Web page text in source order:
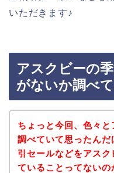
いただきます♪
アスクビーの
がないか調べて
ちょっと今回、色々
調べていて思ったんだ
引セールなどをアス
ていることってないの